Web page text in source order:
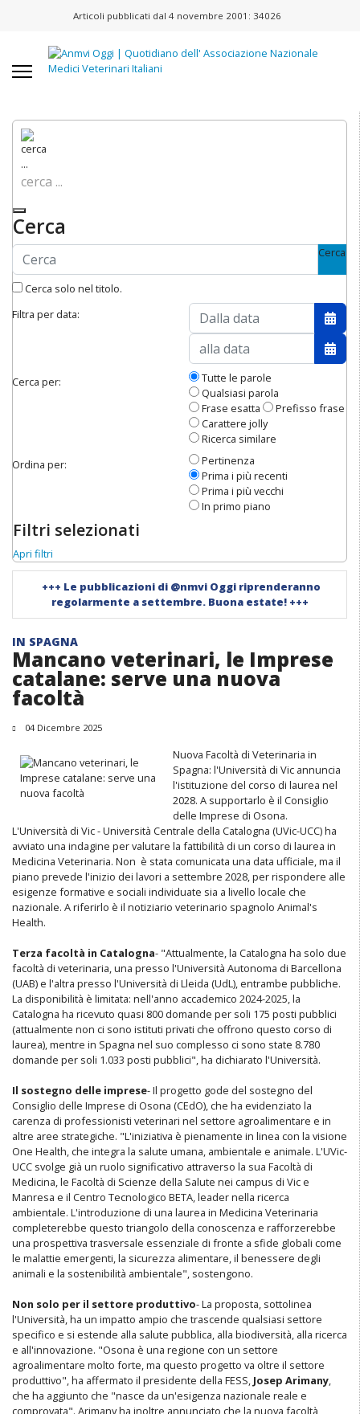
Articoli pubblicati dal 4 novembre 2001: 34026
cerca ...
Cerca
Cerca
Cerca solo nel titolo.
Filtra per data:
Apri
Cerca per:
Tutte le parole
Qualsiasi parola
Frase esatta
Prefisso frase
Carattere jolly
Ricerca similare
Ordina per:
Pertinenza
Prima i più recenti
Prima i più vecchi
In primo piano
Filtri selezionati
Apri filtri
+++ Le pubblicazioni di @nmvi Oggi riprenderanno
regolarmente a settembre. Buona estate! +++
IN SPAGNA
Mancano veterinari, le Imprese
catalane: serve una nuova
facoltà
04 Dicembre 2025
Nuova Facoltà di Veterinaria in
Spagna: l'Università di Vic annuncia
l'istituzione del corso di laurea nel
2028. A supportarlo è il Consiglio
delle Imprese di Osona.
L'Università di Vic - Università Centrale della Catalogna (UVic-UCC) ha
avviato una indagine per valutare la fattibilità di un corso di laurea in
Medicina Veterinaria. Non è stata comunicata una data ufficiale, ma il
piano prevede l'inizio dei lavori a settembre 2028, per rispondere alle
esigenze formative e sociali individuate sia a livello locale che
nazionale. A riferirlo è il notiziario veterinario spagnolo Animal's
Health.
Terza facoltà in Catalogna- "Attualmente, la Catalogna ha solo due
facoltà di veterinaria, una presso l'Università Autonoma di Barcellona
(UAB) e l'altra presso l'Università di Lleida (UdL), entrambe pubbliche.
La disponibilità è limitata: nell'anno accademico 2024-2025, la
Catalogna ha ricevuto quasi 800 domande per soli 175 posti pubblici
(attualmente non ci sono istituti privati ​​che offrono questo corso di
laurea), mentre in Spagna nel suo complesso ci sono state 8.780
domande per soli 1.033 posti pubblici", ha dichiarato l'Università.
Il sostegno delle imprese- Il progetto gode del sostegno del
Consiglio delle Imprese di Osona (CEdO), che ha evidenziato la
carenza di professionisti veterinari nel settore agroalimentare e in
altre aree strategiche. "L'iniziativa è pienamente in linea con la visione
One Health, che integra la salute umana, ambientale e animale. L'UVic-
UCC svolge già un ruolo significativo attraverso la sua Facoltà di
Medicina, le Facoltà di Scienze della Salute nei campus di Vic e
Manresa e il Centro Tecnologico BETA, leader nella ricerca
ambientale. L'introduzione di una laurea in Medicina Veterinaria
completerebbe questo triangolo della conoscenza e rafforzerebbe
una prospettiva trasversale essenziale di fronte a sfide globali come
le malattie emergenti, la sicurezza alimentare, il benessere degli
animali e la sostenibilità ambientale", sostengono.
Non solo per il settore produttivo- La proposta, sottolinea
l'Università, ha un impatto ampio che trascende qualsiasi settore
specifico e si estende alla salute pubblica, alla biodiversità, alla ricerca
e all'innovazione. "Osona è una regione con un settore
agroalimentare molto forte, ma questo progetto va oltre il settore
produttivo", ha affermato il presidente della FESS, Josep Arimany,
che ha aggiunto che "nasce da un'esigenza nazionale reale e
comprovata". Arimany ha inoltre annunciato che la nuova facoltà